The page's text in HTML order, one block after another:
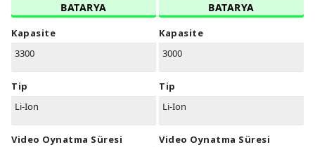
BATARYA
Kapasite
3300
Tip
Li-Ion
Video Oynatma Süresi
BATARYA
Kapasite
3000
Tip
Li-Ion
Video Oynatma Süresi